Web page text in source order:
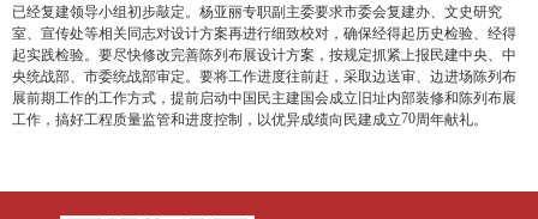
已经复建领导小组初步敲定。杨亚丽专职副主委要求市委会复建办、文史研究
室、宣传处等相关同志对设计方案再进行细致校对，确保经得起历史检验、经得
起实践检验。要尽快修改完善陈列布展设计方案，按规定抓紧上报民建中央、中
央统战部、市委统战部审定。要将工作进度往前赶，采取边送审、边进场陈列布
展前期工作的工作方式，提前启动中国民主建国会成立旧址内部装修和陈列布展
工作，搞好工程质量监管和进度控制，以优异成绩向民建成立70周年献礼。